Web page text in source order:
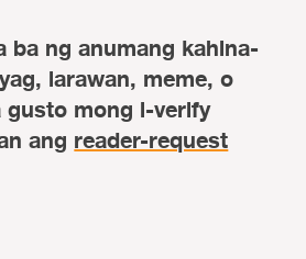
ba ng anumang kahina-
larawan, meme, o
mong i-verify
angreader-request